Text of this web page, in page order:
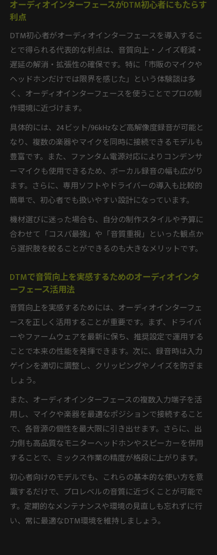
コスパと音質を両立するDTMオーディオイ
DTMオーディオインターフェースで理想の
音質を手に入れる方法
DTMを効率化するオーディオインターフェ
ースの賢い活用ポイント
オーディオインターフェースがDTM初心者にもたらす
利点
DTM初心者がオーディオインターフェースを導入するこ
とで得られる代表的な利点は、音質向上・ノイズ軽減・
遅延の解消・拡張性の確保です。特に「市販のマイクや
ヘッドホンだけでは限界を感じた」という体験談は多
く、オーディオインターフェースを使うことでプロの制
作環境に近づけます。
具体的には、24ビット/96kHzなど高解像度録音が可能と
なり、複数の楽器やマイクを同時に接続できるモデルも
豊富です。また、ファンタム電源対応によりコンデンサ
ーマイクも使用できるため、ボーカル録音の幅も広がり
ます。さらに、専用ソフトやドライバーの導入も比較的
簡単で、初心者でも扱いやすい設計になっています。
機材選びに迷った場合も、自分の制作スタイルや予算に
合わせて「コスパ最強」や「音質重視」といった観点か
ら選択肢を絞ることができるのも大きなメリットです。
DTMで音質向上を実感するためのオーディオインタ
ーフェース活用法
音質向上を実感するためには、オーディオインターフェ
ースを正しく活用することが重要です。まず、ドライバ
ーやファームウェアを最新に保ち、推奨設定で運用する
ことで本来の性能を発揮できます。次に、録音時は入力
ゲインを適切に調整し、クリッピングやノイズを防ぎま
しょう。
また、オーディオインターフェースの複数入力端子を活
用し、マイクや楽器を最適なポジションで接続すること
で、各音源の個性を最大限に引き出せます。さらに、出
力側も高品質なモニターヘッドホンやスピーカーを併用
することで、ミックス作業の精度が格段に上がります。
初心者向けのモデルでも、これらの基本的な使い方を意
識するだけで、プロレベルの音質に近づくことが可能で
す。定期的なメンテナンスや環境の見直しも忘れずに行
い、常に最適なDTM環境を維持しましょう。